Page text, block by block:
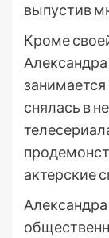
выпустив
Кроме
снялась в
актерские